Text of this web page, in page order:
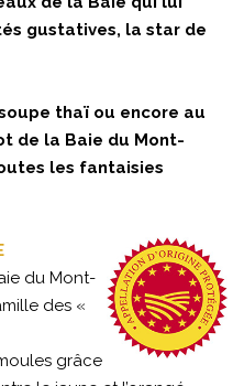
gustatives, la star de
thaï ou encore au
de la Baie du Mont-
les fantaisies
du Mont-
des «
grâce